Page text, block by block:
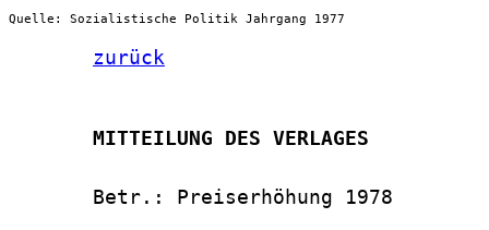
Quelle: Sozialistische Politik Jahrgang 1977
zurück
       MITTEILUNG DES VERLAGES
       Betr.: Preiserhöhung 1978